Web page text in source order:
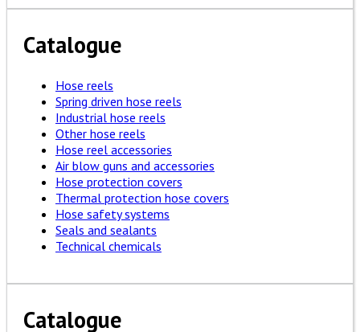
Catalogue
Hose reels
Spring driven hose reels
Industrial hose reels
Other hose reels
Hose reel accessories
Air blow guns and accessories
Hose protection covers
Thermal protection hose covers
Hose safety systems
Seals and sealants
Technical chemicals
Catalogue